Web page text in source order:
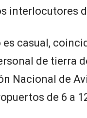
interlocutores
es casual,
de tierra
Nacional de
de 6 a